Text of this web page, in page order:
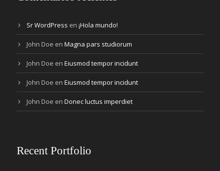
Sr WordPress en ¡Hola mundo!
John Doe en Magna pars studiorum
John Doe en Eiusmod tempor incidunt
John Doe en Eiusmod tempor incidunt
John Doe en Donec luctus imperdiet
Recent Portfolio